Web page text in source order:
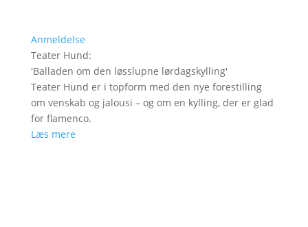
Anmeldelse
Teater Hund:
'Balladen om den løsslupne lørdagskylling'
Teater Hund er i topform med den nye forestilling
om venskab og jalousi – og om en kylling, der er glad
for flamenco.
Læs mere